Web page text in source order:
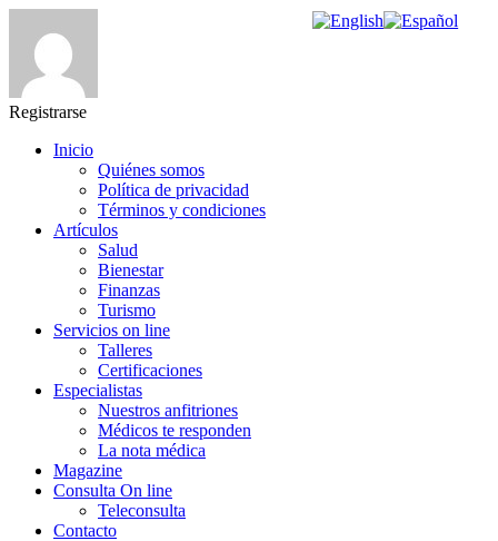
Registrarse
Inicio
Quiénes somos
Política de privacidad
Términos y condiciones
Artículos
Salud
Bienestar
Finanzas
Turismo
Servicios on line
Talleres
Certificaciones
Especialistas
Nuestros anfitriones
Médicos te responden
La nota médica
Magazine
Consulta On line
Teleconsulta
Contacto